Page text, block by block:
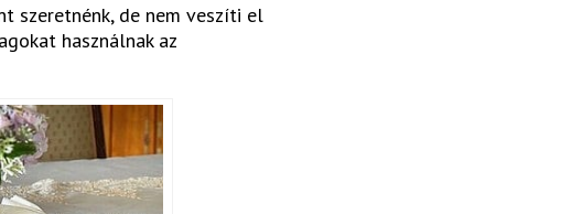
szeretnénk, de nem veszíti el
használnak az